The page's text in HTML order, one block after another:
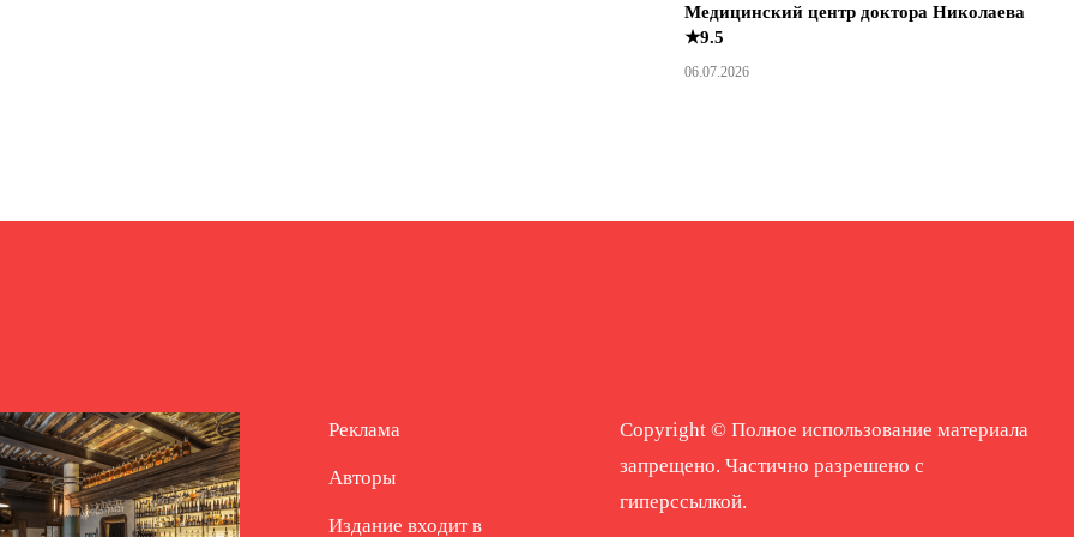
Медицинский центр доктора Николаева
★9.5
06.07.2026
Реклама
Авторы
Издание входит в
Copyright © Полное использование материала
запрещено. Частично разрешено с
гиперссылкой.